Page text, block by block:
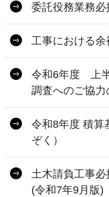
委託役務業務必
工事における
令和6年度 上
調査へのご協力
令和8年度 積算
ぞく）
土木請負工事必
(令和7年9月版)